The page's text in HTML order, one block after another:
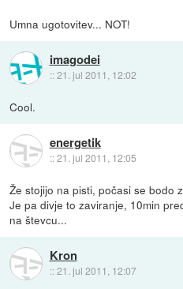
Umna ugotovitev... NOT!
imagodei
::21. jul 2011, 12:02
Cool.
energetik
::21. jul 2011, 12:05
Že stojijo na pisti, počasi se bodo
Je pa divje to zaviranje, 10min
na števcu...
Kron
::21. jul 2011, 12:07